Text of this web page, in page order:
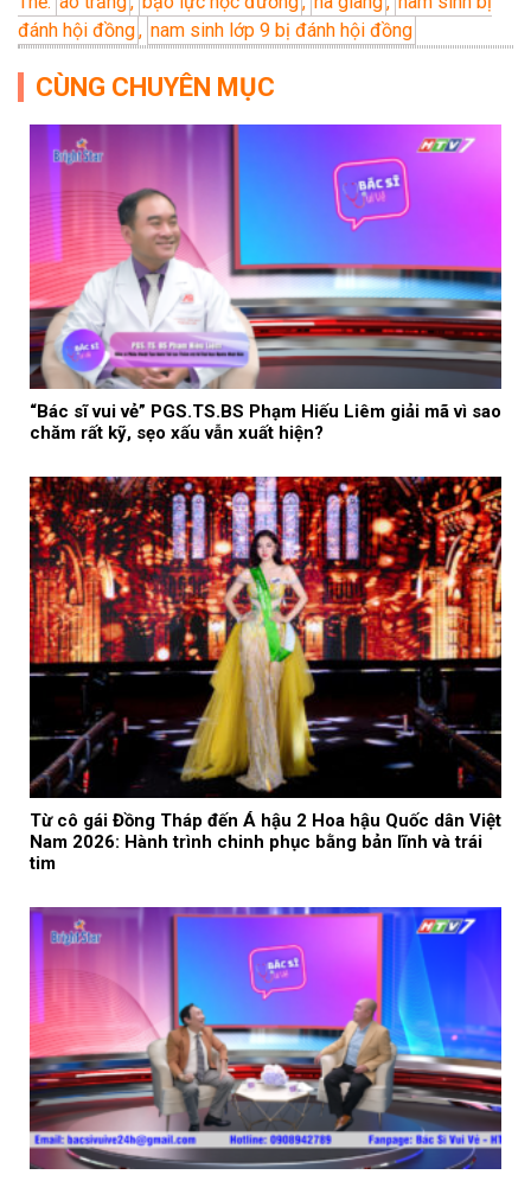
đánh hội đồng, nam sinh lớp 9 bị đánh hội đồng
CÙNG CHUYÊN MỤC
“Bác sĩ vui vẻ” PGS.TS.BS Phạm Hiếu Liêm giải mã vì sao
chăm rất kỹ, sẹo xấu vẫn xuất hiện?
Từ cô gái Đồng Tháp đến Á hậu 2 Hoa hậu Quốc dân Việt
Nam 2026: Hành trình chinh phục bằng bản lĩnh và trái
tim